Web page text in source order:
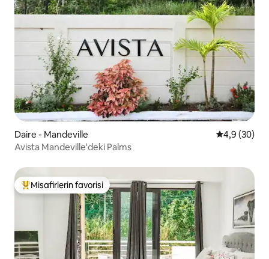
Daire - Mandeville 5 üzerinden
4,9 (30)
Avista Mandeville'deki Palms
Misafirlerin favorilerinden en beğenilenler arasında
Misafirlerin favorisi